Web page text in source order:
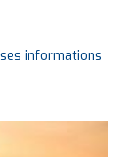
informations